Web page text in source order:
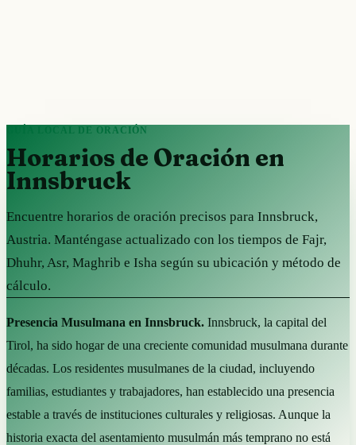
GUÍA LOCAL DE ORACIÓN
Horarios de Oración en
Innsbruck
Encuentre horarios de oración precisos para Innsbruck,
Austria. Manténgase actualizado con los tiempos de Fajr,
Dhuhr, Asr, Maghrib e Isha según su ubicación y método de
cálculo.
Presencia Musulmana en Innsbruck. Innsbruck, la capital del
Tirol, ha sido hogar de una creciente comunidad musulmana durante
décadas. Los residentes musulmanes de la ciudad, incluyendo
familias, estudiantes y trabajadores, han establecido una presencia
estable a través de instituciones culturales y religiosas. Aunque la
historia exacta del asentamiento musulmán más temprano no está